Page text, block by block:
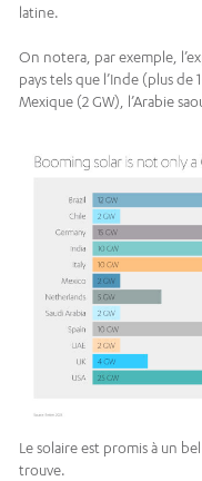
latine.
On notera, par exemple,
pays tels que l’Inde (plus de
Mexique (2 GW), l’Arabie
Le solaire est promis à un
trouve.